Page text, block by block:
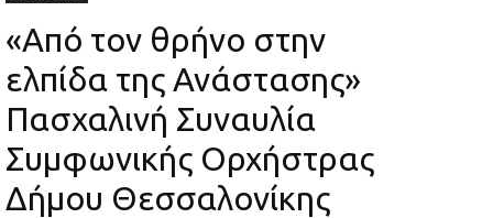
«Από τον θρήνο στην
ελπίδα της Ανάστασης»
Πασχαλινή Συναυλία
Συμφωνικής Ορχήστρας
Δήμου Θεσσαλονίκης